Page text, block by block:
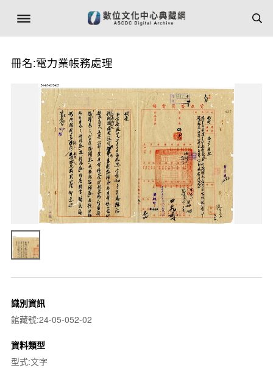
冊名:電力業帳務處理
識別資訊
館藏號:24-05-052-02
資料類型
型式:文字